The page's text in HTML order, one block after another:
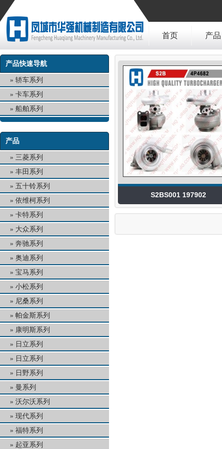
首页 产品
产品快速导航
轿车系列
卡车系列
船舶系列
产品
三菱系列
丰田系列
五十铃系列
依维柯系列
卡特系列
大众系列
奔驰系列
奥迪系列
宝马系列
小松系列
尼桑系列
帕金斯系列
康明斯系列
日立系列
日立系列
日野系列
曼系列
沃尔沃系列
现代系列
福特系列
起亚系列
S2BS001 197902